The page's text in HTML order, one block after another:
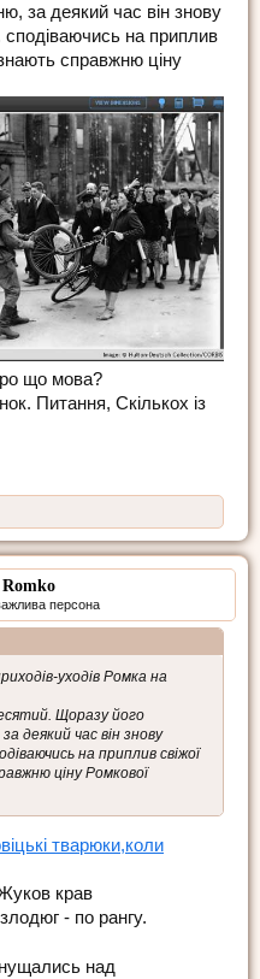
за деякий час він знову
сподіваючись на приплив
справжню ціну
що мова?
Питання, Скількох із
Romko
персона
уходів Ромка на
Щоразу його
деякий час він знову
на приплив свіжої
ціну Ромкової
тварюки,коли
крав
- по рангу.
над